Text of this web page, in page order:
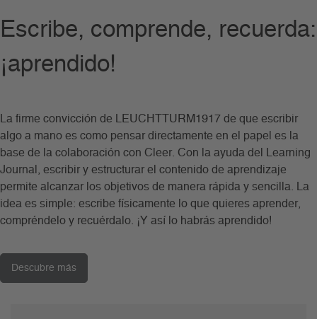
Escribe, comprende, recuerda:
¡aprendido!
La firme convicción de LEUCHTTURM1917 de que escribir
algo a mano es como pensar directamente en el papel es la
base de la colaboración con Cleer. Con la ayuda del Learning
Journal, escribir y estructurar el contenido de aprendizaje
permite alcanzar los objetivos de manera rápida y sencilla. La
idea es simple: escribe físicamente lo que quieres aprender,
compréndelo y recuérdalo. ¡Y así lo habrás aprendido!
Descubre más